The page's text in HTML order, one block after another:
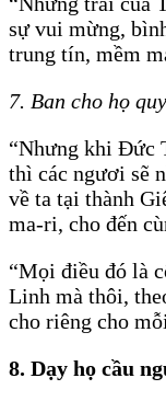
sự vui mừng,
trung tín, mềm
7. Ban cho họ
“Nhưng khi Ðức
thì các ngươi sẽ
về ta tại thành
ma-ri, cho đến
“Mọi điều đó là
Linh mà thôi,
cho riêng cho
8. Dạy họ cầu